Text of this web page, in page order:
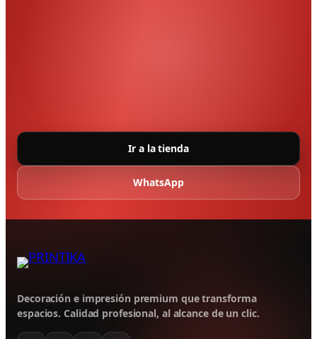
Ir a la tienda
WhatsApp
Decoración e impresión premium que transforma
espacios. Calidad profesional, al alcance de un clic.